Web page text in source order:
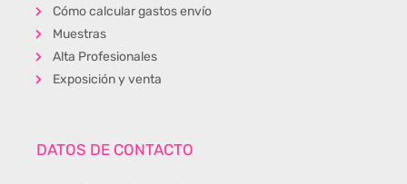
Cómo calcular gastos envío
Muestras
Alta Profesionales
Exposición y venta
DATOS DE CONTACTO